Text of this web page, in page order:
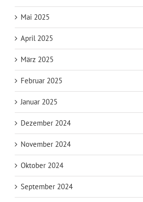
Mai 2025
April 2025
März 2025
Februar 2025
Januar 2025
Dezember 2024
November 2024
Oktober 2024
September 2024